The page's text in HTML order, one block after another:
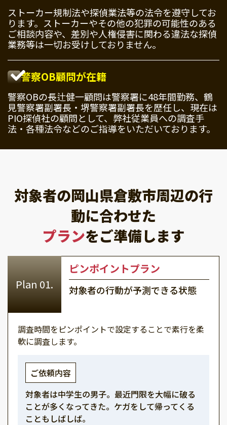
ストーカー規制法や探偵業法等の法令を遵守してお
ります。ストーカーやその他の犯罪の可能性のある
ご相談内容や、差別や人権侵害に関わる違法な探偵
業務等は一切お受けしておりません。
警察OB顧問が在籍
警察OBの長辻健一顧問は警察署に48年間勤務、鶴
見警察署副署長・堺警察署副署長を歴任し、現在は
PIO探偵社の顧問として、弊社従業員への調査手
法・各種法令などのご指導をいただいております。
対象者の岡山県倉敷市周辺の行
動に合わせた
プランをご準備します
ピンポイントプラン
対象者の行動が予測できる状態
調査時間をピンポイントで設定することで素行を柔
軟に調査します。
ご依頼内容
対象者は中学生の男子。最近門限を大幅に破る
ことが多くなってきた。ケガをして帰ってくる
こともしばしば。